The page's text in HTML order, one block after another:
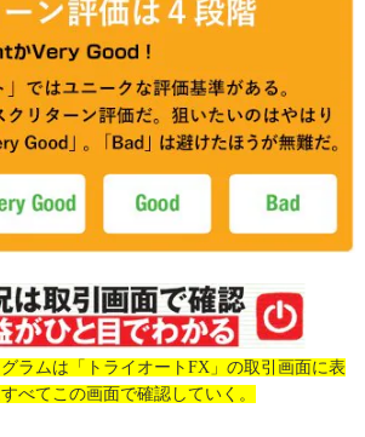
ラムは「トライオートFX」の取引画面に表
べてこの画面で確認していく。